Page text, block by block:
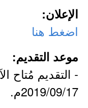
الإعلان:
اضغط هنا
موعد التقديم:
- التقديم مُتاح
2019/09/17م.